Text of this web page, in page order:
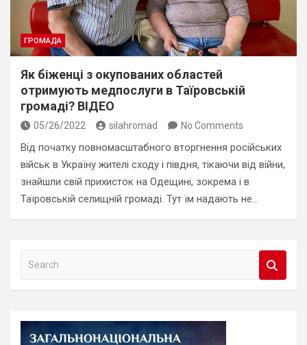
ГРОМАДА
Як біженці з окупованих областей
отримують медпослуги в Таїровській
громаді? ВІДЕО
05/26/2022 silahromad No Comments
Від початку повномасштабного вторгнення російських
військ в Україну жителі сходу і півдня, тікаючи від війни,
знайшли свій прихисток на Одещині, зокрема і в
Таїровській селищній громаді. Тут їм надають не…
a